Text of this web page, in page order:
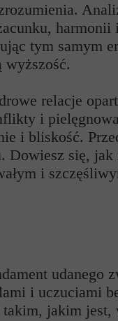
harmonii
tym samym
wyższość.
relacje
i
i bliskość.
się, jak
i
udanego
i uczuciami
jakim